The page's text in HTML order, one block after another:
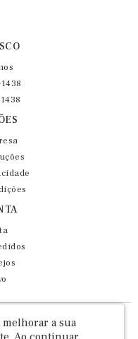
60.458.825/0001-86
Paulo / SP - CEP 03016-030
a sua